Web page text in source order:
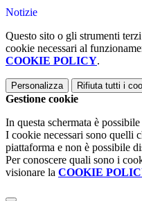
Notizie
Questo sito o gli strumenti
cookie necessari al
COOKIE POLICY.
Personalizza Rifiuta tutti i
Gestione cookie
In questa schermata è
I cookie necessari sono quelli
piattaforma e non è possibile
Per conoscere quali sono i
visionare la COOKIE